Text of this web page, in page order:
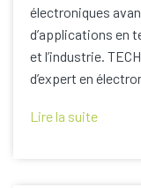
électroniques
d’applications en
et l’industrie.
d’expert en
Lire la suite